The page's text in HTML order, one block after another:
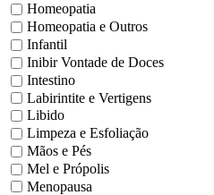
Homeopatia
Homeopatia e Outros
Infantil
Inibir Vontade de Doces
Intestino
Labirintite e Vertigens
Libido
Limpeza e Esfoliação
Mãos e Pés
Mel e Própolis
Menopausa